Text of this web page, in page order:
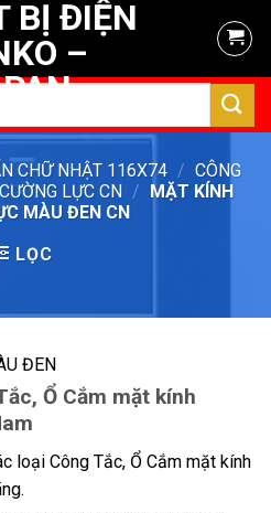
CHỮ NHẬT 116X74 / CÔNG
LỰC CN / MẶT KÍNH
MÀU ĐEN CN
LỌC
ĐEN
Ổ Cắm mặt kính
loại Công Tắc, Ổ Cắm mặt kính